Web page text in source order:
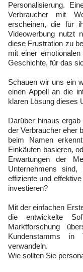
Personalisierung.
Verbraucher mit
erscheinen, die für
Videowerbung nutzt
diese Frustration zu
mit einer
Geschichte, für das
Schauen wir uns ein
einen Appell an die
klaren Lösung dieses
Darüber hinaus
der Verbraucher eher
beim Namen
Einkäufen basieren,
Erwartungen der
Unternehmens
effiziente und
investieren?
Mit der einfachen
die entwickelte
Marktforschung
Kundenstamms
verwandeln.
Wie sollten Sie